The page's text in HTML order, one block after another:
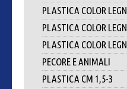
PLASTICA COLOR
PLASTICA COLOR
PLASTICA COLOR
PECORE E ANIMALI
PLASTICA CM 1,5-3